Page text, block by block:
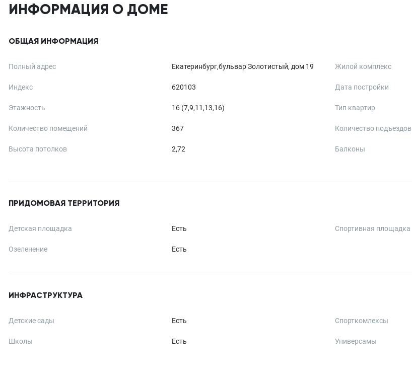
ИНФОРМАЦИЯ О ДОМЕ
ОБЩАЯ ИНФОРМАЦИЯ
Полный адрес Екатеринбург,бульвар Золотистый, дом 19 Жилой комплекс
Индекс 620103 Дата постройки
Этажность 16 (7,9,11,13,16) Тип квартир
Количество помещений 367 Количество подъездов
Высота потолков 2,72 Балконы
ПРИДОМОВАЯ ТЕРРИТОРИЯ
Детская площадка Есть Спортивная площадка
Озеленение Есть
ИНФРАСТРУКТУРА
Детские сады Есть Спорткомлексы
Школы Есть Универсамы